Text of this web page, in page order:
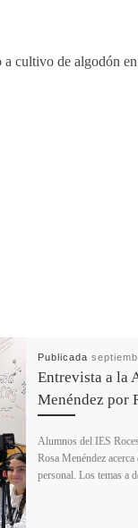
cultivo de algodón
Publicada
Entrevista a la
Menéndez por
Alumnos del IES
Rosa Menéndez
personal. Los temas a